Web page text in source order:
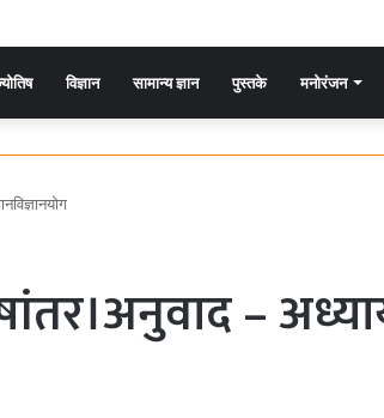
विज्ञान सामान्य ज्ञान पुस्तके मनोरंजन
–